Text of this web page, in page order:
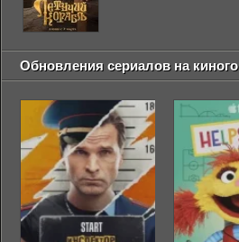
Обновления сериалов на киного